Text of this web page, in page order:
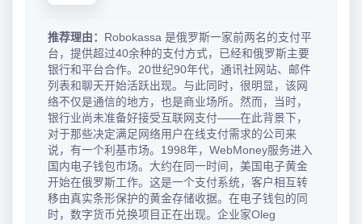
推荐理由：
Robokassa 是俄罗斯一家前两名的支付平
台，提供超过40余种的支付方式，已经和俄罗斯主要
银行和平台合作。20世纪90年代，通讯社网站、邮件
列表和聊天开始活跃出现。与此同时，很明显，该网
络不仅是通信的地方，也是商业场所。然而，当时，
银行业尚未准备好接受互联网支付——在此背景下，
对于那些决定满足网络用户在线支付需求的公司来
说，有一个利基市场。1998年，WebMoney服务进入
国内电子钱包市场。大约在同一时间，美国电子黄金
开始在俄罗斯工作。这是一个支付系统，客户相互转
移由真实条形保护的黄金存储收据。在电子钱包的同
时，数字货币兑换项目正在出现。企业家Oleg